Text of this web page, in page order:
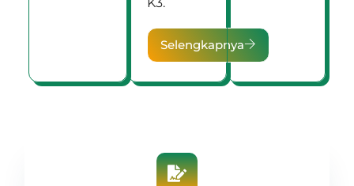
K3.
Selengkapnya